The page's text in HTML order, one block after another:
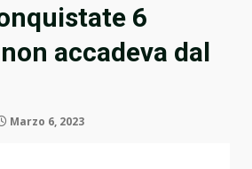
6
accadeva dal
Marzo 6, 2023